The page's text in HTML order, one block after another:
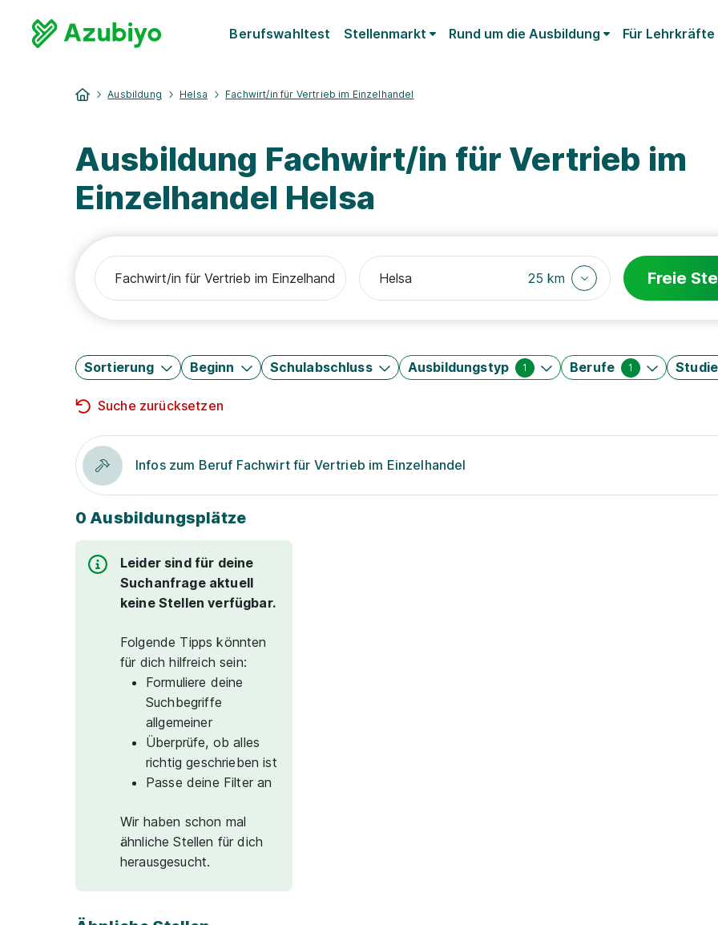
Berufswahltest Stellenmarkt Rund um die Ausbildung Für Lehrkräfte
Ausbildung Helsa Fachwirt/in für Vertrieb im Einzelhandel
Ausbildung Fachwirt/in für Vertrieb im
Einzelhandel Helsa
25 km Freie
Sortierung Beginn Schulabschluss Ausbildungstyp 1 Berufe 1
Suche zurücksetzen
Infos zum Beruf Fachwirt für Vertrieb im Einzelhandel
0 Ausbildungsplätze
Leider sind für deine
Suchanfrage aktuell
keine Stellen verfügbar.
Folgende Tipps könnten
für dich hilfreich sein:
Formuliere deine
Suchbegriffe
allgemeiner
Überprüfe, ob alles
richtig geschrieben ist
Passe deine Filter an
Wir haben schon mal
ähnliche Stellen für dich
herausgesucht.